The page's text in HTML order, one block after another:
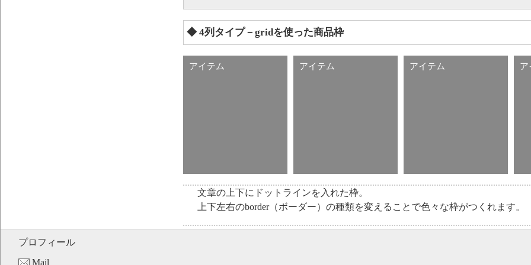
◆ 4列タイプ－gridを使った商品枠
アイテム アイテム アイテム ア
文章の上下にドットラインを入れた枠。
上下左右のborder（ボーダー）の種類を変えることで色々な枠がつくれます。
プロフィール
Mail